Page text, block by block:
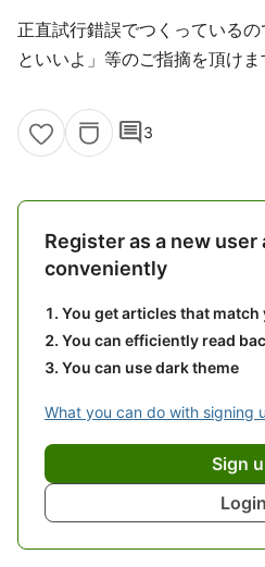
正直試行錯誤でつくっている
といいよ」等のご指摘を頂けま
comment3
Register as a new user
conveniently
You get articles that match
You can efficiently read
You can use dark theme
What you can do with signing
Sign
Login